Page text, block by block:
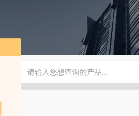
微机控制 GCDDJ-50Kv绝缘材料电压